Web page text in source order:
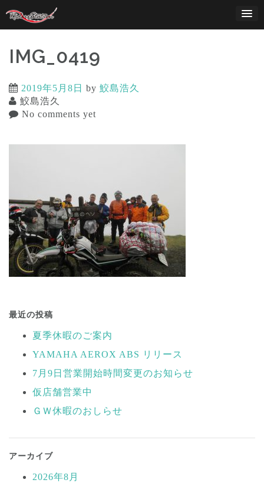
content
IMG_0419
2019年5月8日 by 鮫島浩久
鮫島浩久
No comments yet
稿
ナ
ゲ
ー
シ
ン
最近の投稿
夏季休暇のご案内
YAMAHA AEROX ABS リリース
7月9日営業開始時間変更のお知らせ
仮店舗営業中
ＧＷ休暇のおしらせ
アーカイブ
2026年8月